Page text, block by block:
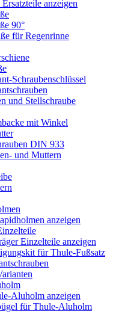
anzeigen
90°
für Regenrinne
Schraubenschlüssel
und Stellschraube
mit Winkel
DIN 933
und Muttern
anzeigen
Einzelteile anzeigen
für Thule-Fußsatz
Aluholm anzeigen
für Thule-Aluholm